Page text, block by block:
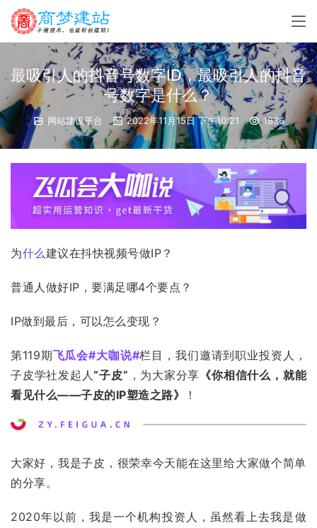
最吸引人的抖音号数字ID，最吸引人的抖音
号数字是什么？
网站建设平台 2022年11月15日 下午10:21 1836
为什么建议在抖快视频号做IP？
普通人做好IP，要满足哪4个要点？
IP做到最后，可以怎么变现？
第119期飞瓜会#大咖说#栏目，我们邀请到职业投资人，
子皮学社发起人“子皮” ，为大家分享 《你相信什么，就能
看见什么——子皮的IP塑造之路》
！
大家好，我是子皮，很荣幸今天能在这里给大家做个简单
的分享。
2020年以前，我是一个机构投资人，虽然看上去我是做